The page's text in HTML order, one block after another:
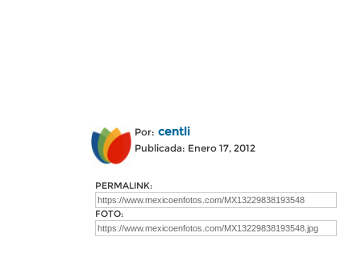
Por: centli
Publicada: Enero 17, 2012
PERMALINK:
FOTO: